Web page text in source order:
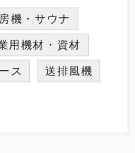
機・サウナ
用機材・資材
ス 送排風機